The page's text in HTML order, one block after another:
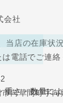
願いいたします
す。決済依頼
重さ・数量に
当店の在庫状
電話でご連
会社
向草間町字向